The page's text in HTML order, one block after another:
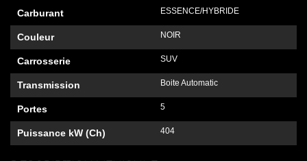
Carburant ESSENCE/HYBRIDE
Couleur NOIR
Carrosserie SUV
Transmission Boite Automatic
Portes 5
Puissance kW (Ch) 404